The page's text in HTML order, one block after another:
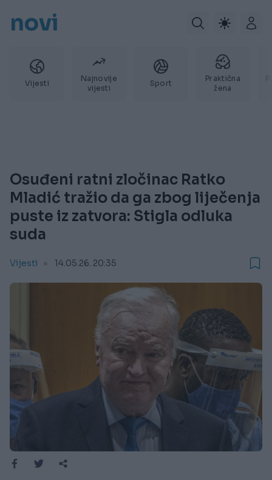
novi
Vijesti
Najnovije
vijesti
Sport
Praktična
žena
Osuđeni ratni zločinac Ratko
Mladić tražio da ga zbog liječenja
puste iz zatvora: Stigla odluka
suda
Vijesti 14.05.26. 20:35